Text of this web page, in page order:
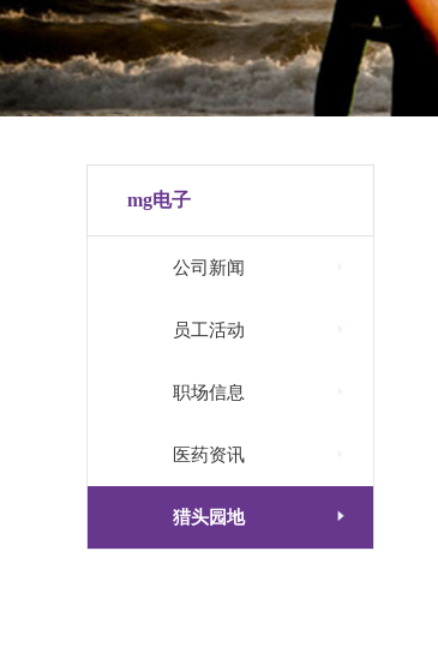
mg电子
公司新闻
员工活动
职场信息
医药资讯
猎头园地 